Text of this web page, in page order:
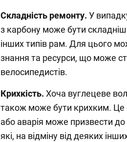
Складність ремонту. У
з карбону може бути
інших типів рам. Для цього
знання та ресурси, що може
велосипедистів.
Крихкість. Хоча вуглецеве
також може бути крихким. Це
або аварія може призвести
які, на відміну від деяких